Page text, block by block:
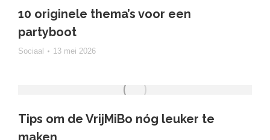
10 originele thema’s voor een
partyboot
Sociaal 13 mei 2026
Tips om de VrijMiBo nóg leuker te
maken